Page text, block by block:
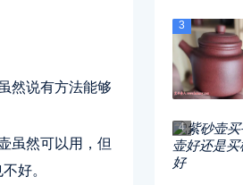
然说有方法能够
虽然可以用，但
好。
3
4